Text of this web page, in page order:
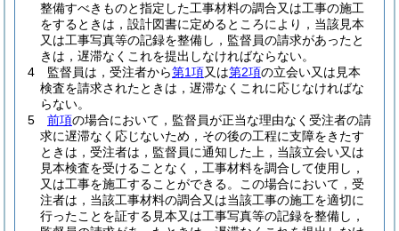
整備すべきものと指定した工事材料の調合又は工事の施工
をするときは，設計図書に定めるところにより，当該見本
又は工事写真等の記録を整備し，監督員の請求があったと
きは，遅滞なくこれを提出しなければならない。
4
監督員は，受注者から第1項又は第2項の立会い又は見本
検査を請求されたときは，遅滞なくこれに応じなければな
らない。
5
前項の場合において，監督員が正当な理由なく受注者の請
求に遅滞なく応じないため，その後の工程に支障をきたす
ときは，受注者は，監督員に通知した上，当該立会い又は
見本検査を受けることなく，工事材料を調合して使用し，
又は工事を施工することができる。
この場合において，受
注者は，当該工事材料の調合又は当該工事の施工を適切に
行ったことを証する見本又は工事写真等の記録を整備し，